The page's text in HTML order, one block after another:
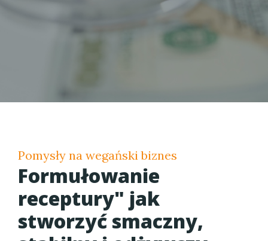
Pomysły na wegański biznes
Formułowanie
receptury" jak
stworzyć smaczny,